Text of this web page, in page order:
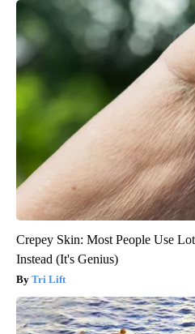
Crepey Skin: Most People Use
Instead (It's Genius)
Tri Lift